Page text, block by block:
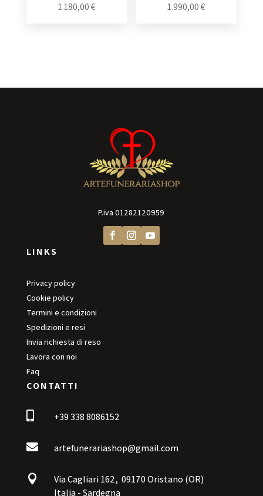
1.180,00€ 1.990,00€
P.iva01282120959
LINKS
Privacy policy
Cookie policy
Termini e condizioni
Spedizioni e resi
Invia richiesta di reso
Lavora con noi
Faq
CONTATTI
 +39 338 8086152
 artefunerariashop@gmail.com
 Via Cagliari 162, 09170 Oristano (OR)
Italia - Sardegna